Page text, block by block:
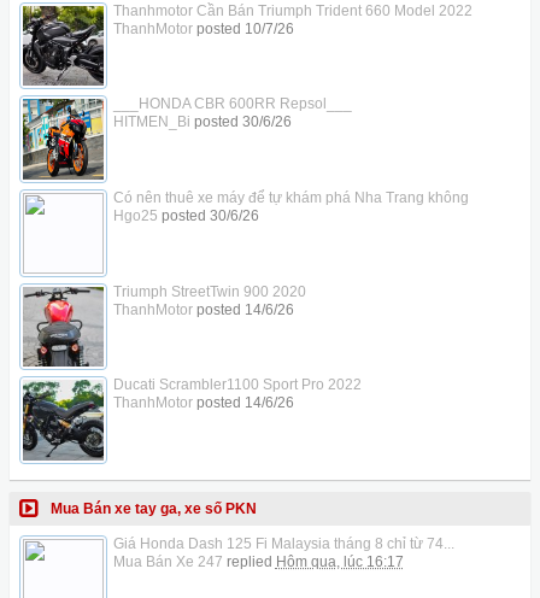
Thanhmotor Cần Bán Triumph Trident 660 Model 2022
ThanhMotorposted 10/7/26
___HONDA CBR 600RR Repsol___
HITMEN_Bi posted 30/6/26
Có nên thuê xe máy để tự khám phá Nha Trang không
Hgo25 posted 30/6/26
Triumph StreetTwin 900 2020
ThanhMotorposted 14/6/26
Ducati Scrambler1100 Sport Pro 2022
ThanhMotorposted 14/6/26
Mua Bán xe tay ga, xe số PKN
Giá Honda Dash 125 Fi Malaysia tháng 8 chỉ từ 74...
Mua Bán Xe 247 replied Hôm qua, lúc 16:17